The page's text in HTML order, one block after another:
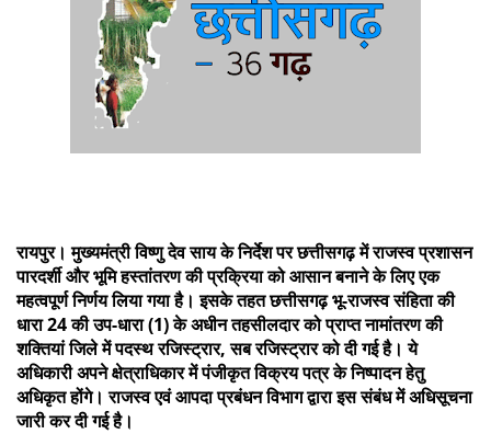
रायपुर। मुख्यमंत्री विष्णु देव साय के निर्देश पर छत्तीसगढ़ में राजस्व प्रशासन
पारदर्शी और भूमि हस्तांतरण की प्रक्रिया को आसान बनाने के लिए एक
महत्वपूर्ण निर्णय लिया गया है। इसके तहत छत्तीसगढ़ भू-राजस्व संहिता की
धारा 24 की उप-धारा (1) के अधीन तहसीलदार को प्राप्त नामांतरण की
शक्तियां जिले में पदस्थ रजिस्ट्रार, सब रजिस्ट्रार को दी गई है। ये
अधिकारी अपने क्षेत्राधिकार में पंजीकृत विक्रय पत्र के निष्पादन हेतु
अधिकृत होंगे। राजस्व एवं आपदा प्रबंधन विभाग द्वारा इस संबंध में अधिसूचना
जारी कर दी गई है।